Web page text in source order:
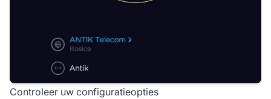
Controleer uw configuratieopties